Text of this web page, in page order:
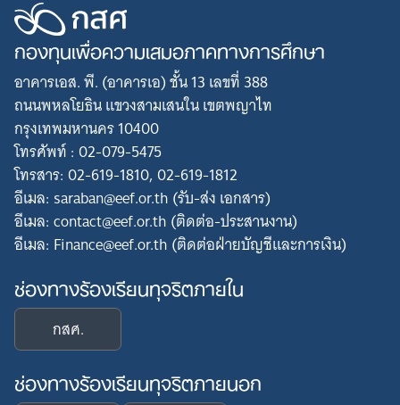
กองทุนเพื่อความเสมอภาคทางการศึกษา
อาคารเอส. พี. (อาคารเอ) ชั้น 13 เลขที่ 388
ถนนพหลโยธิน แขวงสามเสนใน เขตพญาไท
กรุงเทพมหานคร 10400
โทรศัพท์ : 02-079-5475
โทรสาร: 02-619-1810, 02-619-1812
อีเมล: saraban@eef.or.th (รับ-ส่ง เอกสาร)
อีเมล: contact@eef.or.th (ติดต่อ-ประสานงาน)
อีเมล: Finance@eef.or.th (ติดต่อฝ่ายบัญชีและการเงิน)
ช่องทางร้องเรียนทุจริตภายใน
กสศ.
ช่องทางร้องเรียนทุจริตภายนอก